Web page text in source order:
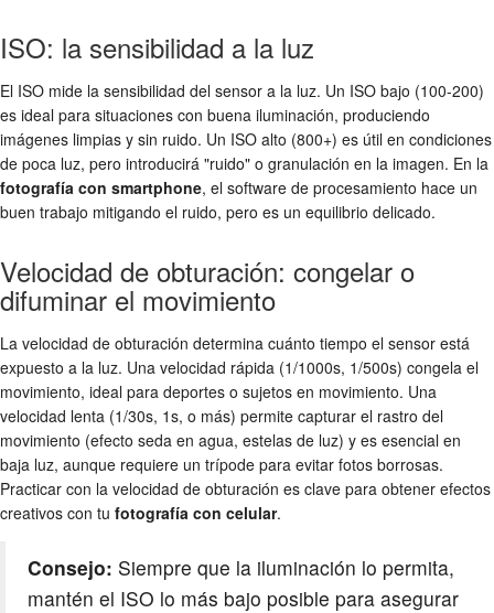
ISO: la sensibilidad a la luz
El ISO mide la sensibilidad del sensor a la luz. Un ISO bajo (100-200)
es ideal para situaciones con buena iluminación, produciendo
imágenes limpias y sin ruido. Un ISO alto (800+) es útil en condiciones
de poca luz, pero introducirá "ruido" o granulación en la imagen. En la
fotografía con smartphone, el software de procesamiento hace un
buen trabajo mitigando el ruido, pero es un equilibrio delicado.
Velocidad de obturación: congelar o
difuminar el movimiento
La velocidad de obturación determina cuánto tiempo el sensor está
expuesto a la luz. Una velocidad rápida (1/1000s, 1/500s) congela el
movimiento, ideal para deportes o sujetos en movimiento. Una
velocidad lenta (1/30s, 1s, o más) permite capturar el rastro del
movimiento (efecto seda en agua, estelas de luz) y es esencial en
baja luz, aunque requiere un trípode para evitar fotos borrosas.
Practicar con la velocidad de obturación es clave para obtener efectos
creativos con tu fotografía con celular.
Consejo: Siempre que la iluminación lo permita,
mantén el ISO lo más bajo posible para asegurar